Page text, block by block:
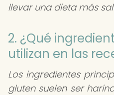
llevar una dieta más
2. ¿Qué
utilizan en las
Los ingredientes
gluten suelen ser